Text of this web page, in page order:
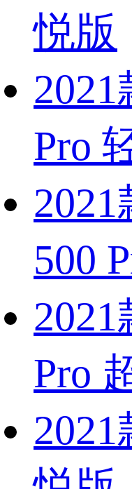
悦版
Pro
500
Pro